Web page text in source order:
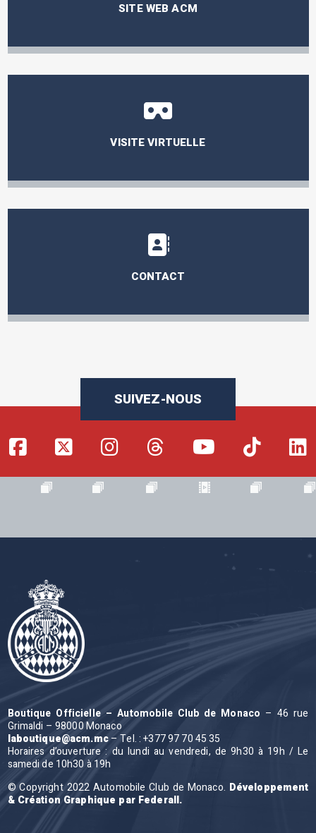
SITE WEB ACM
VISITE VIRTUELLE
CONTACT
SUIVEZ-NOUS
Boutique Officielle – Automobile Club de Monaco – 46 rue
Grimaldi – 98000 Monaco
laboutique@acm.mc– Tel. : +377 97 70 45 35
Horaires d’ouverture : du lundi au vendredi, de 9h30 à 19h / Le
samedi de 10h30 à 19h
© Copyright 2022 Automobile Club de Monaco. Développement
& Création Graphique par Federall.